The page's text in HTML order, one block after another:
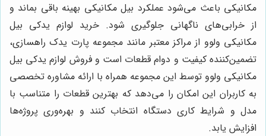
مکانیکی باعث می‌شود عملکرد بیل مکانیکی بهینه باقی بماند و
از خرابی‌های ناگهانی جلوگیری شود. خرید لوازم یدکی بیل
مکانیکی ولوو از مراکز معتبر مانند مجموعه پارت یدک راهسازی،
تضمین‌کننده کیفیت و دوام قطعات است و فروش لوازم یدکی بیل
مکانیکی ولوو توسط این مجموعه همراه با ارائه مشاوره تخصصی
به کاربران این امکان را می‌دهد که بهترین قطعات را متناسب با
مدل و شرایط کاری دستگاه انتخاب کنند و بهره‌وری پروژه‌ها
افزایش یابد.